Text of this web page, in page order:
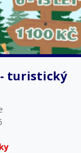
- turistický